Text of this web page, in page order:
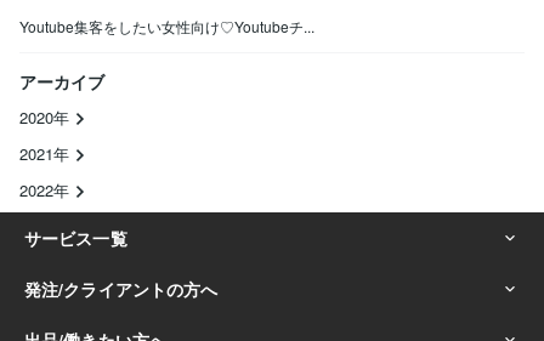
Youtube集客をしたい女性向け♡Youtubeチ...
アーカイブ
2020年
2021年
2022年